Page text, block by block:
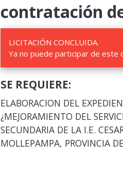
contratación
LICITACIÓN CONCLUIDA.
Ya no puede participar de este
SE REQUIERE:
ELABORACION DEL
¿MEJORAMIENTO DEL
SECUNDARIA DE LA I.E.
MOLLEPAMPA, PROVINCIA